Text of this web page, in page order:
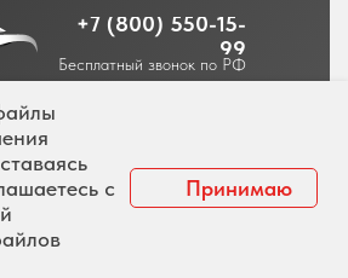
с
Принимаю
персональных данных
обработку персональных данных
+7 (800) 550-15-
99
Бесплатный звонок по РФ